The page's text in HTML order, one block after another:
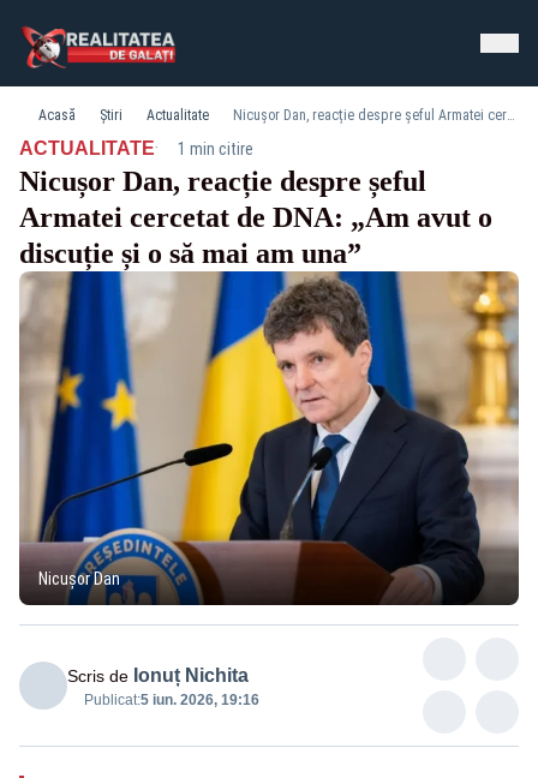
Acasă Știri Actualitate Nicușor Dan, reacție despre șeful Armatei cercetat de DNA: „Am avut o discuție și o să mai am una”
ACTUALITATE· 1 min citire
Nicușor Dan, reacție despre șeful
Armatei cercetat de DNA: „Am avut o
discuție și o să mai am una”
Nicușor Dan
Scris de Ionuț Nichita
Publicat:5 iun. 2026, 19:16